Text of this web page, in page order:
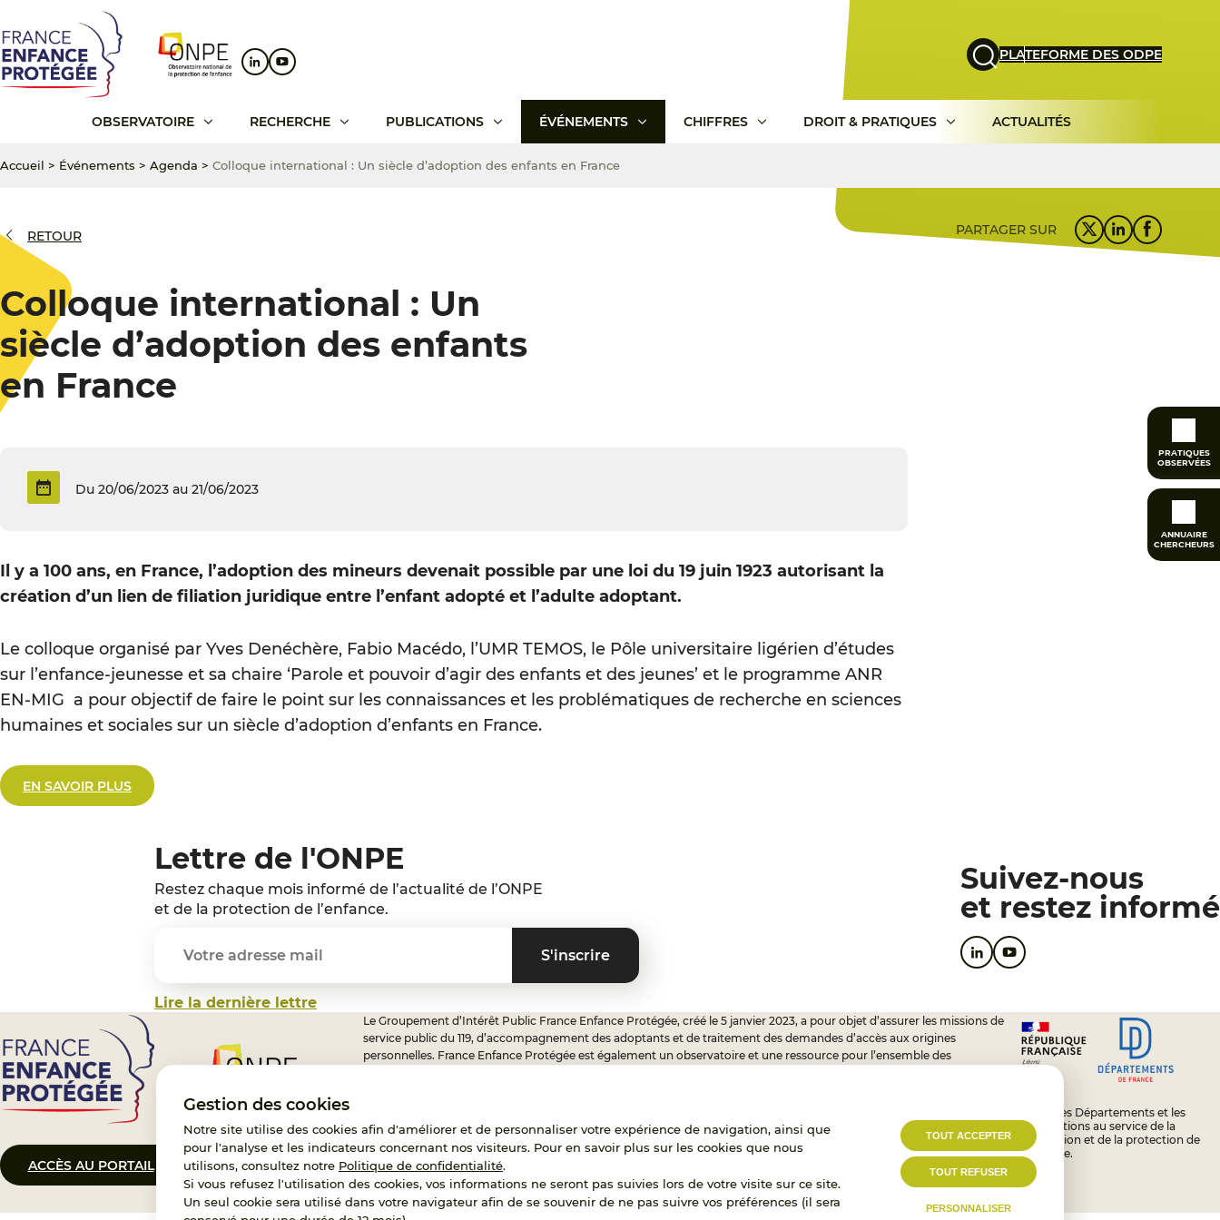
Gestion des cookies
Notre site utilise des cookies afin d'améliorer et de personnaliser votre expérience de navigation, ainsi que
pour l'analyse et les indicateurs concernant nos visiteurs. Pour en savoir plus sur les cookies que nous
utilisons, consultez notre Politique de confidentialité.
Si vous refusez l'utilisation des cookies, vos informations ne seront pas suivies lors de votre visite sur ce site.
Un seul cookie sera utilisé dans votre navigateur afin de se souvenir de ne pas suivre vos préférences (il sera
TOUT ACCEPTER
TOUT REFUSER
PERSONNALISER
au
contenu
principal
au
menu
principal
au
pied
de
page
PLATEFORME DES ODPE
OBSERVATOIRE RECHERCHE PUBLICATIONS ÉVÉNEMENTS CHIFFRES DROIT & PRATIQUES ACTUALITÉS
PRATIQUES
OBSERVÉES
ANNUAIRE
CHERCHEURS
Accueil > Événements > Agenda > Colloque international : Un siècle d’adoption des enfants en France
RETOUR PARTAGER SUR
Colloque international : Un
siècle d’adoption des enfants
en France
Du 20/06/2023 au 21/06/2023
Il y a 100 ans, en France, l’adoption des mineurs devenait possible par une loi du 19 juin 1923 autorisant la
création d’un lien de filiation juridique entre l’enfant adopté et l’adulte adoptant.
Le colloque organisé par Yves Denéchère, Fabio Macédo, l’UMR TEMOS, le Pôle universitaire ligérien d’études
sur l’enfance-jeunesse et sa chaire ‘Parole et pouvoir d’agir des enfants et des jeunes’ et le programme ANR
EN-MIG a pour objectif de faire le point sur les connaissances et les problématiques de recherche en sciences
humaines et sociales sur un siècle d’adoption d’enfants en France.
EN SAVOIR PLUS
Lettre de l'ONPE
Restez chaque mois informé de l’actualité de l’ONPE
et de la protection de l’enfance.
Lire la dernière lettre
Suivez-nous
et restez informé
ACCÈS AU PORTAIL CONTACT
Le Groupement d’Intérêt Public France Enfance Protégée, créé le 5 janvier 2023, a pour objet d’assurer les missions de
service public du 119, d’accompagnement des adoptants et de traitement des demandes d’accès aux origines
personnelles. France Enfance Protégée est également un observatoire et une ressource pour l’ensemble des
RECRUTEMENT
L’État, les Départements et les
Associations au service de la
prévention et de la protection de
l’enfance.